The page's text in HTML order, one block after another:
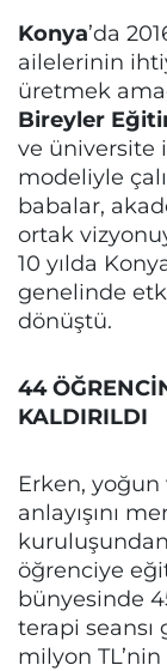
Konya’da
ailelerinin
üretmek
Bireyler
ve üniversite
modeliyle
babalar,
ortak
10 yılda
genelinde
dönüştü.
44
KALDIRILDI
Erken,
anlayışını
öğrenciye
bünyesinde
terapi
milyon